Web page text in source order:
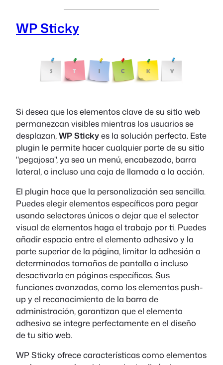
WP Sticky
Si desea que los elementos clave de su sitio web
permanezcan visibles mientras los usuarios se
desplazan, WP Stickyes la solución perfecta. Este
plugin le permite hacer cualquier parte de su sitio
"pegajosa", ya sea un menú, encabezado, barra
lateral, o incluso una caja de llamada a la acción.
El plugin hace que la personalización sea sencilla.
Puedes elegir elementos específicos para pegar
usando selectores únicos o dejar que el selector
visual de elementos haga el trabajo por ti. Puedes
añadir espacio entre el elemento adhesivo y la
parte superior de la página, limitar la adhesión a
determinados tamaños de pantalla o incluso
desactivarla en páginas específicas. Sus
funciones avanzadas, como los elementos push-
up y el reconocimiento de la barra de
administración, garantizan que el elemento
adhesivo se integre perfectamente en el diseño
de tu sitio web.
WP Sticky ofrece características como elementos